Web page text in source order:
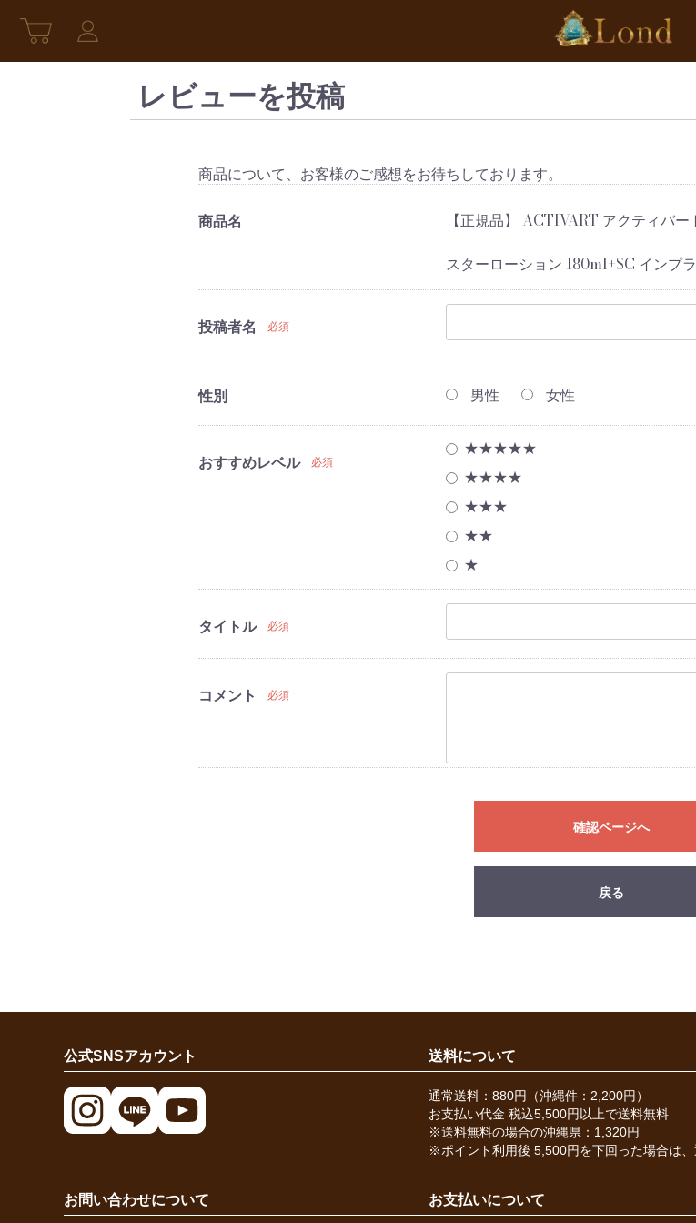
レビューを投稿
商品について、お客様のご感想をお待ちしております。
商品名
【正規品】 ACTIVART アクティバ
スターローション 180ml+SC インプ
投稿者名 必須
性別 男性 女性
おすすめレベル 必須
★★★★★
★★★★
★★★
★★
★
タイトル 必須
コメント 必須
確認ページへ
戻る
公式SNSアカウント 送料について
通常送料：880円（沖縄件：2,200円）
お支払い代金 税込5,500円以上で送料無料
※送料無料の場合の沖縄県：1,320円
※ポイント利用後 5,500円を下回った場合は
お問い合わせについて お支払いについて